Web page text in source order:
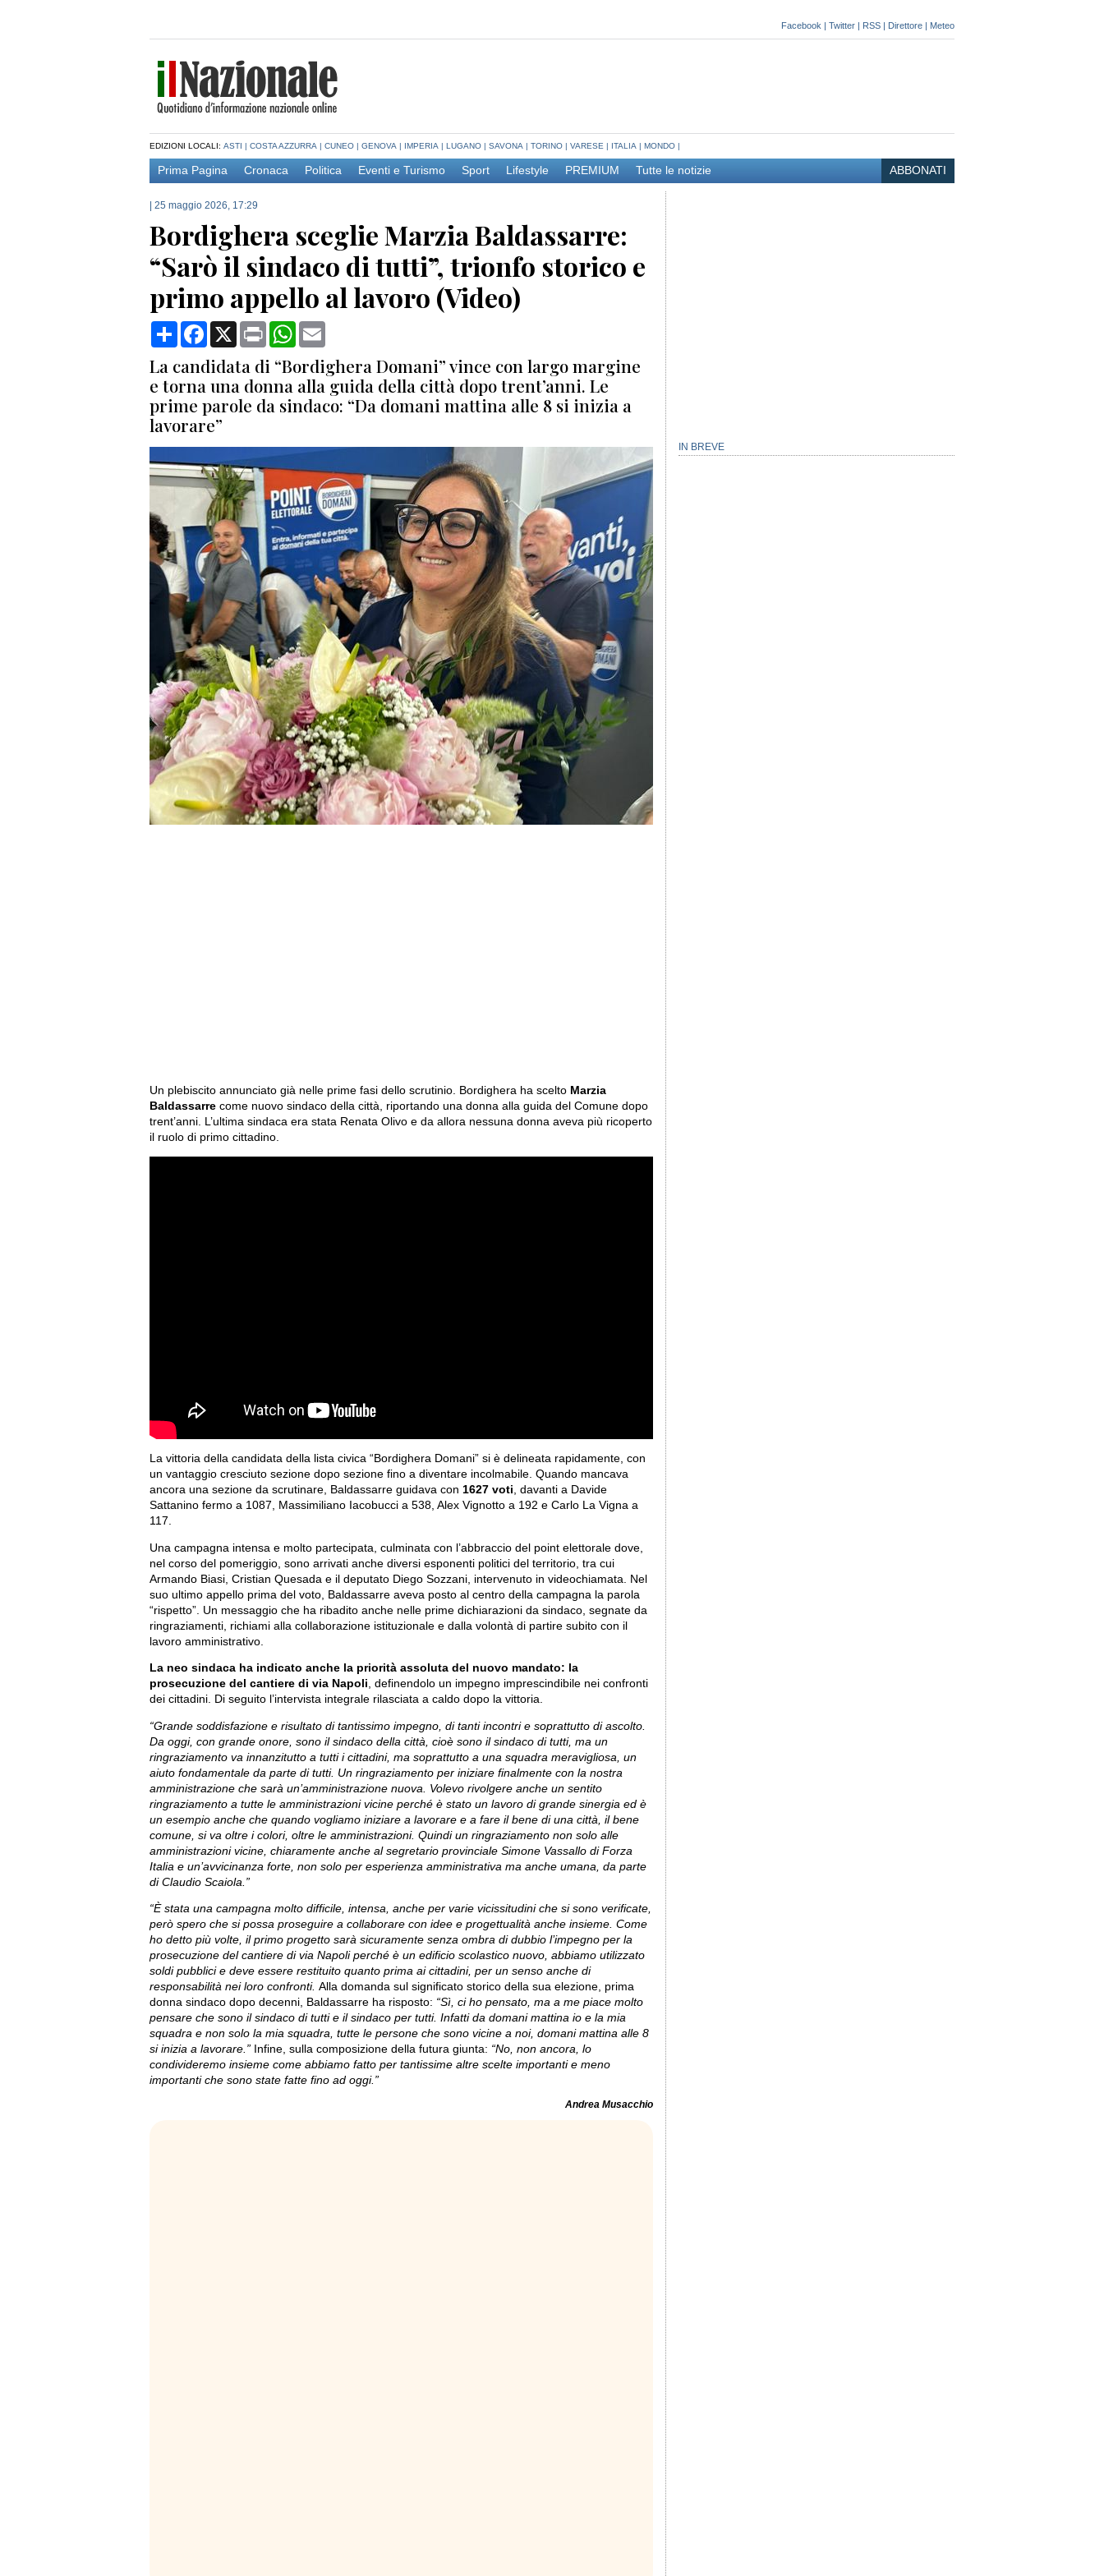
Facebook | Twitter | RSS | Direttore | Meteo
EDIZIONI LOCALI: ASTI | COSTA AZZURRA | CUNEO | GENOVA | IMPERIA | LUGANO | SAVONA | TORINO | VARESE | ITALIA | MONDO |
Prima Pagina Cronaca Politica Eventi e Turismo Sport Lifestyle PREMIUM Tutte le notizie ABBONATI
25 maggio 2026, 17:29
Bordighera sceglie Marzia Baldassarre:
“Sarò il sindaco di tutti”, trionfo storico e
primo appello al lavoro (Video)
CondividiFacebook
X Print WhatsApp
La candidata di “Bordighera Domani” vince con largo margine
e torna una donna alla guida della città dopo trent’anni. Le
prime parole da sindaco: “Da domani mattina alle 8 si inizia a
lavorare”
Un plebiscito annunciato già nelle prime fasi dello scrutinio. Bordighera ha scelto Marzia
Baldassarre come nuovo sindaco della città, riportando una donna alla guida del Comune dopo
trent’anni. L’ultima sindaca era stata Renata Olivo e da allora nessuna donna aveva più ricoperto
il ruolo di primo cittadino.
La vittoria della candidata della lista civica “Bordighera Domani” si è delineata rapidamente, con
un vantaggio cresciuto sezione dopo sezione fino a diventare incolmabile. Quando mancava
ancora una sezione da scrutinare, Baldassarre guidava con 1627 voti, davanti a Davide
Sattanino fermo a 1087, Massimiliano Iacobucci a 538, Alex Vignotto a 192 e Carlo La Vigna a
117.
Una campagna intensa e molto partecipata, culminata con l’abbraccio del point elettorale dove,
nel corso del pomeriggio, sono arrivati anche diversi esponenti politici del territorio, tra cui
Armando Biasi, Cristian Quesada e il deputato Diego Sozzani, intervenuto in videochiamata. Nel
suo ultimo appello prima del voto, Baldassarre aveva posto al centro della campagna la parola
“rispetto”. Un messaggio che ha ribadito anche nelle prime dichiarazioni da sindaco, segnate da
ringraziamenti, richiami alla collaborazione istituzionale e dalla volontà di partire subito con il
lavoro amministrativo.
La neo sindaca ha indicato anche la priorità assoluta del nuovo mandato: la
prosecuzione del cantiere di via Napoli, definendolo un impegno imprescindibile nei confronti
dei cittadini. Di seguito l’intervista integrale rilasciata a caldo dopo la vittoria.
“Grande soddisfazione e risultato di tantissimo impegno, di tanti incontri e soprattutto di ascolto.
Da oggi, con grande onore, sono il sindaco della città, cioè sono il sindaco di tutti, ma un
ringraziamento va innanzitutto a tutti i cittadini, ma soprattutto a una squadra meravigliosa, un
aiuto fondamentale da parte di tutti. Un ringraziamento per iniziare finalmente con la nostra
amministrazione che sarà un’amministrazione nuova. Volevo rivolgere anche un sentito
ringraziamento a tutte le amministrazioni vicine perché è stato un lavoro di grande sinergia ed è
un esempio anche che quando vogliamo iniziare a lavorare e a fare il bene di una città, il bene
comune, si va oltre i colori, oltre le amministrazioni. Quindi un ringraziamento non solo alle
amministrazioni vicine, chiaramente anche al segretario provinciale Simone Vassallo di Forza
Italia e un’avvicinanza forte, non solo per esperienza amministrativa ma anche umana, da parte
di Claudio Scaiola.”
“È stata una campagna molto difficile, intensa, anche per varie vicissitudini che si sono verificate,
però spero che si possa proseguire a collaborare con idee e progettualità anche insieme. Come
ho detto più volte, il primo progetto sarà sicuramente senza ombra di dubbio l’impegno per la
prosecuzione del cantiere di via Napoli perché è un edificio scolastico nuovo, abbiamo utilizzato
soldi pubblici e deve essere restituito quanto prima ai cittadini, per un senso anche di
responsabilità nei loro confronti. Alla domanda sul significato storico della sua elezione, prima
donna sindaco dopo decenni, Baldassarre ha risposto: “Sì, ci ho pensato, ma a me piace molto
pensare che sono il sindaco di tutti e il sindaco per tutti. Infatti da domani mattina io e la mia
squadra e non solo la mia squadra, tutte le persone che sono vicine a noi, domani mattina alle 8
si inizia a lavorare.” Infine, sulla composizione della futura giunta: “No, non ancora, lo
condivideremo insieme come abbiamo fatto per tantissime altre scelte importanti e meno
importanti che sono state fatte fino ad oggi.”
Andrea Musacchio
IN BREVE